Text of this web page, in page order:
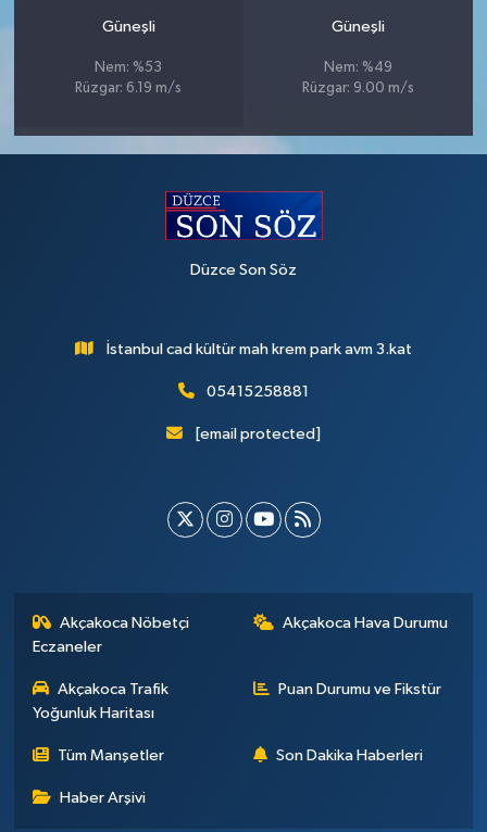
Güneşli
Nem: %53
Rüzgar: 6.19 m/s
Güneşli
Nem: %49
Rüzgar: 9.00 m/s
Düzce Son Söz
İstanbul cad kültür mah krem park avm 3.kat
05415258881
[email protected]
Akçakoca Nöbetçi
Eczaneler
Akçakoca Hava Durumu
Akçakoca Trafik
Yoğunluk Haritası
Puan Durumu ve Fikstür
Tüm Manşetler Son Dakika Haberleri
Haber Arşivi